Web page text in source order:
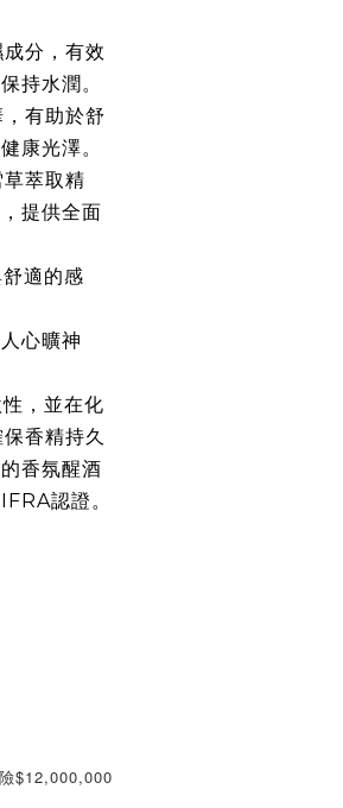
分，有效
持水潤。
有助於舒
康光澤。
萃取精
提供全面
適的感
心曠神
，並在化
香精持久
香氛醒酒
認證。
$12,000,000